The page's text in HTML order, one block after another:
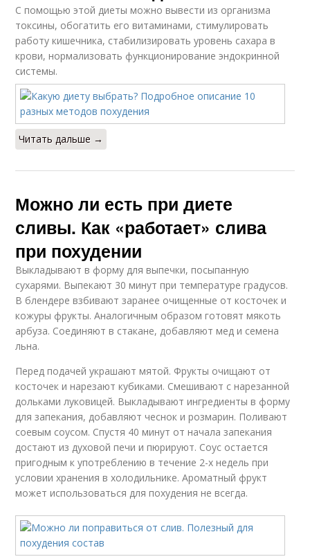
С помощью этой диеты можно вывести из организма
токсины, обогатить его витаминами, стимулировать
работу кишечника, стабилизировать уровень сахара в
крови, нормализовать функционирование эндокринной
системы.
Читать дальше →
Можно ли есть при диете
сливы. Как «работает» слива
при похудении
Выкладывают в форму для выпечки, посыпанную
сухарями. Выпекают 30 минут при температуре градусов.
В блендере взбивают заранее очищенные от косточек и
кожуры фрукты. Аналогичным образом готовят мякоть
арбуза. Соединяют в стакане, добавляют мед и семена
льна.
Перед подачей украшают мятой. Фрукты очищают от
косточек и нарезают кубиками. Смешивают с нарезанной
дольками луковицей. Выкладывают ингредиенты в форму
для запекания, добавляют чеснок и розмарин. Поливают
соевым соусом. Спустя 40 минут от начала запекания
достают из духовой печи и пюрируют. Соус остается
пригодным к употреблению в течение 2-х недель при
условии хранения в холодильнике. Ароматный фрукт
может использоваться для похудения не всегда.